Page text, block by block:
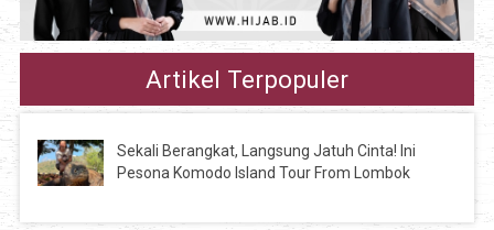
Artikel Terpopuler
Sekali Berangkat, Langsung Jatuh Cinta! Ini
Pesona Komodo Island Tour From Lombok